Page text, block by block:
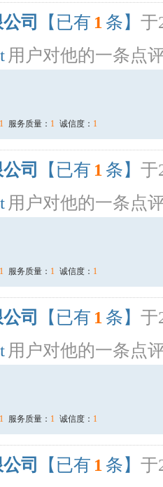
司 【已有 1 条】 于
用户对他的一条点
1 服务质量： 1 诚信度： 1
司 【已有 1 条】 于
用户对他的一条点
1 服务质量： 1 诚信度： 1
司 【已有 1 条】 于
用户对他的一条点
1 服务质量： 1 诚信度： 1
司 【已有 1 条】 于